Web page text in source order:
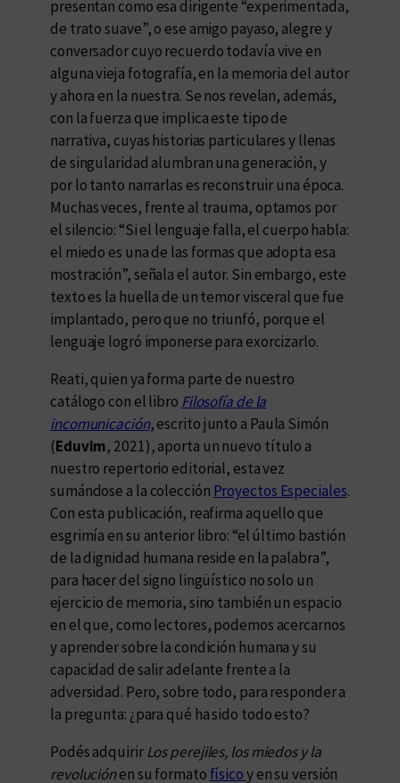
presentan como esa dirigente “experimentada,
de trato suave”, o ese amigo payaso, alegre y
conversador cuyo recuerdo todavía vive en
alguna vieja fotografía, en la memoria del autor
y ahora en la nuestra. Se nos revelan, además,
con la fuerza que implica este tipo de
narrativa, cuyas historias particulares y llenas
de singularidad alumbran una generación, y
por lo tanto narrarlas es reconstruir una época.
Muchas veces, frente al trauma, optamos por
el silencio: “Si el lenguaje falla, el cuerpo habla:
el miedo es una de las formas que adopta esa
mostración”, señala el autor. Sin embargo, este
texto es la huella de un temor visceral que fue
implantado, pero que no triunfó, porque el
lenguaje logró imponerse para exorcizarlo.
Reati, quien ya forma parte de nuestro
catálogo con el libro Filosofía de la
incomunicación, escrito junto a Paula Simón
(Eduvim, 2021), aporta un nuevo título a
nuestro repertorio editorial, esta vez
sumándose a la colección Proyectos Especiales.
Con esta publicación, reafirma aquello que
esgrimía en su anterior libro: “el último bastión
de la dignidad humana reside en la palabra”,
para hacer del signo lingüístico no solo un
ejercicio de memoria, sino también un espacio
en el que, como lectores, podemos acercarnos
y aprender sobre la condición humana y su
capacidad de salir adelante frente a la
adversidad. Pero, sobre todo, para responder a
la pregunta: ¿para qué ha sido todo esto?
Podés adquirirLos perejiles, los miedos y la
revoluciónen su formato físicoy en su versión